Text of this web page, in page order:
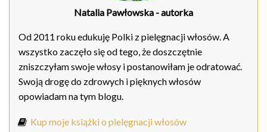
Natalia Pawłowska - autorka
Od 2011 roku edukuję Polki z pielęgnacji włosów. A
wszystko zaczęło się od tego, że doszczętnie
zniszczyłam swoje włosy i postanowiłam je odratować.
Swoją drogę do zdrowych i pięknych włosów
opowiadam na tym blogu.
Kup moje książki o pielęgnacji włosów